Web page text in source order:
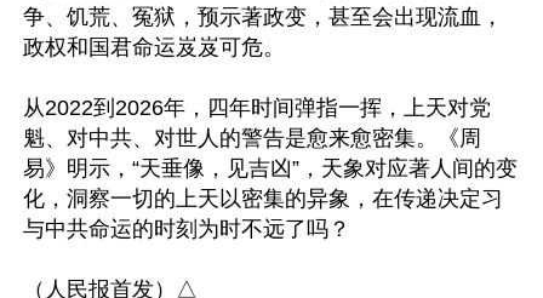
争、饥荒、冤狱，预示著政变，甚至会出现流血，
政权和国君命运岌岌可危。
从2022到2026年，四年时间弹指一挥，上天对党
魁、对中共、对世人的警告是愈来愈密集。《周
易》明示，“天垂像，见吉凶”，天象对应著人间的变
化，洞察一切的上天以密集的异象，在传递决定习
与中共命运的时刻为时不远了吗？